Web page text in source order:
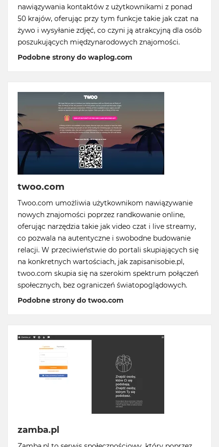
nawiązywania kontaktów z użytkownikami z ponad
50 krajów, oferując przy tym funkcje takie jak czat na
żywo i wysyłanie zdjęć, co czyni ją atrakcyjną dla osób
poszukujących międzynarodowych znajomości.
Podobne strony do waplog.com
twoo.com
Twoo.com umożliwia użytkownikom nawiązywanie
nowych znajomości poprzez randkowanie online,
oferując narzędzia takie jak video czat i live streamy,
co pozwala na autentyczne i swobodne budowanie
relacji. W przeciwieństwie do portali skupiających się
na konkretnych wartościach, jak zapisanisobie.pl,
twoo.com skupia się na szerokim spektrum połączeń
społecznych, bez ograniczeń światopoglądowych.
Podobne strony do twoo.com
zamba.pl